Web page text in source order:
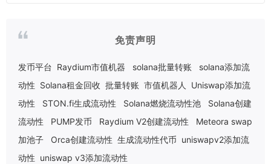
免责声明
发币平台 Raydium市值机器 solana批量转账
solana添加流
动性 Solana租金回收 批量转账 市值机器人
Uniswap添加流
动性
STON.fi生成流动性 Solana燃烧流动性池
Solana创建
流动性
PUMP发币 Raydium V2创建流动性
Meteora swap
加池子
Orca创建流动性 生成流动性代币 uniswapv2添加流
动性 uniswap v3添加流动性